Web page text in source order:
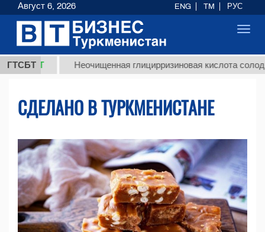
ГТСБТНеочищенная глицирризиновая кислота солодкового
СДЕЛАНО В ТУРКМЕНИСТАНЕ
Август 6, 2026 ENG TM РУС